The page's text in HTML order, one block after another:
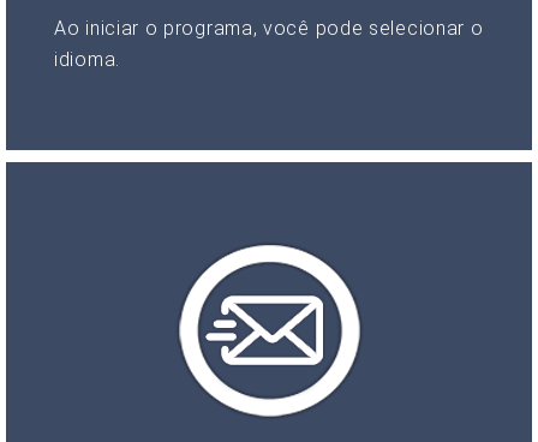
Ao iniciar o programa, você pode selecionar o
idioma.